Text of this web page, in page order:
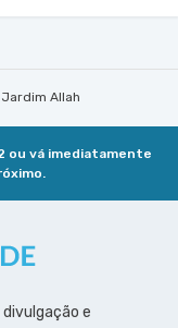
Jardim Allah
ou vá imediatamente
e